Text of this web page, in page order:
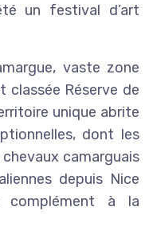
un festival d’art
vaste zone
classée Réserve de
unique abrite
dont les
camarguais
depuis Nice
complément à la